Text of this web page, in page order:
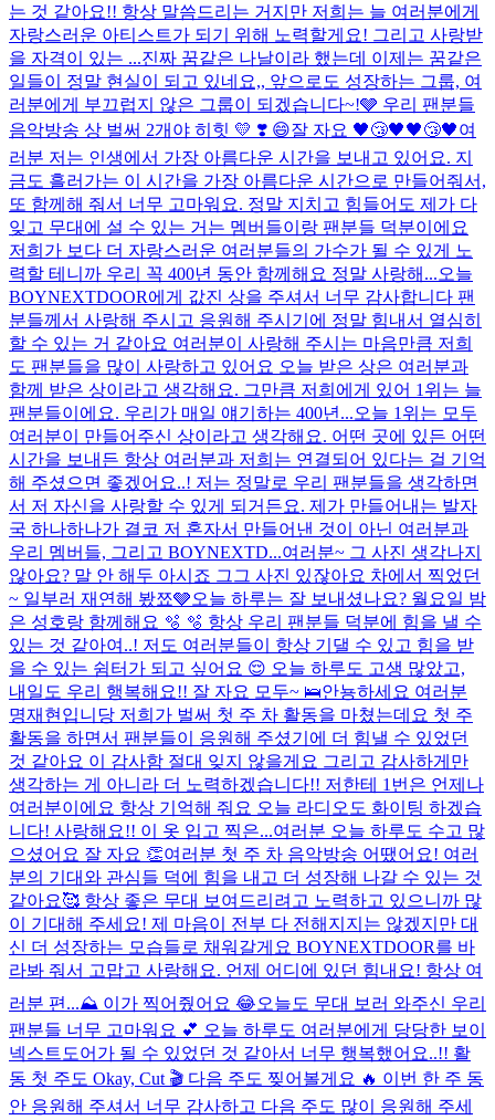
는 것 같아요!! 항상 말씀드리는 거지만 저희는 늘 여러분에게
자랑스러운 아티스트가 되기 위해 노력할게요! 그리고 사랑받
을 자격이 있는 ...진짜 꿈같은 나날이라 했는데 이제는 꿈같은
일들이 정말 현실이 되고 있네요,, 앞으로도 성장하는 그룹, 여
러분에게 부끄럽지 않은 그룹이 되겠습니다~!🩶 우리 팬분들
음악방송 상 벌써 2개야 히힛 💛​ ❣️​ 😄​잘 자요 🖤😴🖤🖤😴🖤여
러분 저는 인생에서 가장 아름다운 시간을 보내고 있어요. 지
금도 흘러가는 이 시간을 가장 아름다운 시간으로 만들어줘서,
또 함께해 줘서 너무 고마워요. 정말 지치고 힘들어도 제가 다
잊고 무대에 설 수 있는 거는 멤버들이랑 팬분들 덕분이에요
저희가 보다 더 자랑스러운 여러분들의 가수가 될 수 있게 노
력할 테니까 우리 꼭 400년 동안 함께해요 정말 사랑해...오늘
BOYNEXTDOOR에게 값진 상을 주셔서 너무 감사합니다 팬
분들께서 사랑해 주시고 응원해 주시기에 정말 힘내서 열심히
할 수 있는 거 같아요 여러분이 사랑해 주시는 마음만큼 저희
도 팬분들을 많이 사랑하고 있어요 오늘 받은 상은 여러분과
함께 받은 상이라고 생각해요. 그만큼 저희에게 있어 1위는 늘
팬분들이에요. 우리가 매일 얘기하는 400년...오늘 1위는 모두
여러분이 만들어주신 상이라고 생각해요. 어떤 곳에 있든 어떤
시간을 보내든 항상 여러분과 저희는 연결되어 있다는 걸 기억
해 주셨으면 좋겠어요..! 저는 정말로 우리 팬분들을 생각하면
서 저 자신을 사랑할 수 있게 되거든요. 제가 만들어내는 발자
국 하나하나가 결코 저 혼자서 만들어낸 것이 아닌 여러분과
우리 멤버들, 그리고 BOYNEXTD...여러분~ 그 사진 생각나지
않아요? 말 안 해두 아시죠 그그 사진 있잖아요 차에서 찍었던
~ 일부러 재연해 봤쬬🩶오늘 하루는 잘 보내셨나요? 월요일 밤
은 성호랑 함께해요 🫧 🫧 항상 우리 팬분들 덕분에 힘을 낼 수
있는 것 같아여..! 저도 여러분들이 항상 기댈 수 있고 힘을 받
을 수 있는 쉼터가 되고 싶어요 😌 오늘 하루도 고생 많았고,
내일도 우리 행복해요!! 잘 자요 모두~ 🛌안뇽하세요 여러분
명재현입니당 저희가 벌써 첫 주 차 활동을 마쳤는데요 첫 주
활동을 하면서 팬분들이 응원해 주셨기에 더 힘낼 수 있었던
것 같아요 이 감사함 절대 잊지 않을게요 그리고 감사하게만
생각하는 게 아니라 더 노력하겠습니다!! 저한테 1번은 언제나
여러분이에요 항상 기억해 줘요 오늘 라디오도 화이팅 하겠습
니다! 사랑해요!! 이 옷 입고 찍은...여러분 오늘 하루도 수고 많
으셨어요 잘 자요 👏여러분 첫 주 차 음악방송 어땠어요! 여러
분의 기대와 관심들 덕에 힘을 내고 더 성장해 나갈 수 있는 것
같아요🥰 항상 좋은 무대 보여드리려고 노력하고 있으니까 많
이 기대해 주세요! 제 마음이 전부 다 전해지지는 않겠지만 대
신 더 성장하는 모습들로 채워갈게요 BOYNEXTDOOR를 바
라봐 줘서 고맙고 사랑해요. 언제 어디에 있던 힘내요! 항상 여
러분 편...⛰️ 이가 찍어줬어요 😂오늘도 무대 보러 와주신 우리
팬분들 너무 고마워요 💕 오늘 하루도 여러분에게 당당한 보이
넥스트도어가 될 수 있었던 것 같아서 너무 행복했어요..!! 활
동 첫 주도 Okay, Cut 🎬 다음 주도 찢어볼게요 🔥 이번 한 주 동
안 응원해 주셔서 너무 감사하고 다음 주도 많이 응원해 주세